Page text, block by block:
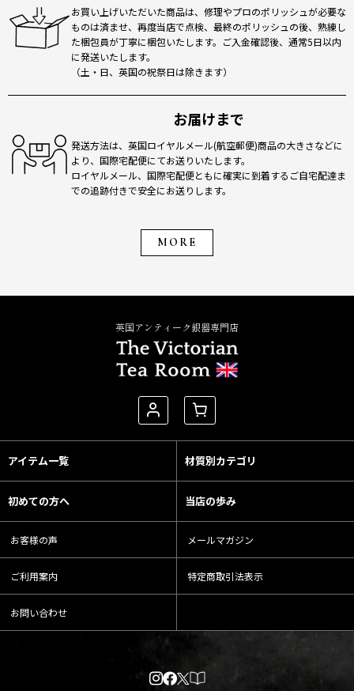
お買い上げいただいた商品は、修理やプロのポリッシュが必要な
ものは済ませ、再度当店で点検、最終のポリッシュの後、熟練し
た梱包員が丁寧に梱包いたします。ご入金確認後、通常5日以内
に発送いたします。
（土・日、英国の祝祭日は除きます）
お届けまで
発送方法は、英国ロイヤルメール(航空郵便)商品の大きさなどに
より、国際宅配便にてお送りいたします。
ロイヤルメール、国際宅配便ともに確実に到着するご自宅配達ま
での追跡付きで安全にお送りします。
MORE
英国アンティーク銀器専門店
アイテム一覧 材質別カテゴリ
初めての方へ 当店の歩み
お客様の声 メールマガジン
ご利用案内 特定商取引法表示
お問い合わせ